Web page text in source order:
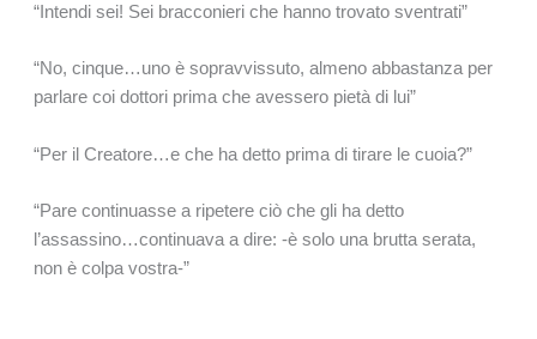
“Intendi sei! Sei bracconieri che hanno trovato sventrati”
“No, cinque…uno è sopravvissuto, almeno abbastanza per
parlare coi dottori prima che avessero pietà di lui”
“Per il Creatore…e che ha detto prima di tirare le cuoia?”
“Pare continuasse a ripetere ciò che gli ha detto
l’assassino…continuava a dire: -è solo una brutta serata,
non è colpa vostra-”